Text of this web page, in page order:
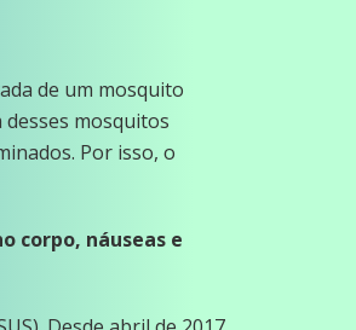
de um mosquito
mosquitos
Por isso, o
corpo, náuseas e